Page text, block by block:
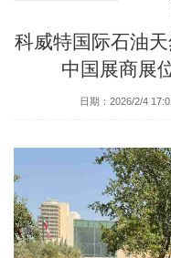
科威特国际石油
中国展商展
日期：2026/2/4